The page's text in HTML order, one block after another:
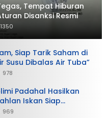
Tempat Hiburan
Disanksi Resmi
1350
Siap Tarik Saham di
Susu Dibalas Air Tuba”
978
Padahal Hasilkan
Iskan Siap
969